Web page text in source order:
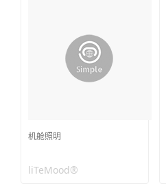
机舱照明
liTeMood®